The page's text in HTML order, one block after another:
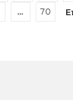
… 70